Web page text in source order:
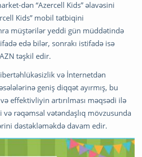
dən “Azercell Kids” əlavəsini
Kids” mobil tətbiqini
müştərilər yeddi gün müddətində
edə bilər, sonrakı istifadə isə
təşkil edir.
və İnternetdən
geniş diqqət ayırmış, bu
effektivliyin artırılması məqsədi ilə
rəqəmsal vətəndaşlıq mövzusunda
dəstəkləməkdə davam edir.